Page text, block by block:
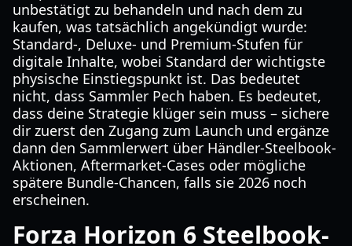
unbestätigt zu behandeln und nach dem zu
kaufen, was tatsächlich angekündigt wurde:
Standard-, Deluxe- und Premium-Stufen für
digitale Inhalte, wobei Standard der wichtigste
physische Einstiegspunkt ist. Das bedeutet
nicht, dass Sammler Pech haben. Es bedeutet,
dass deine Strategie klüger sein muss – sichere
dir zuerst den Zugang zum Launch und ergänze
dann den Sammlerwert über Händler-Steelbook-
Aktionen, Aftermarket-Cases oder mögliche
spätere Bundle-Chancen, falls sie 2026 noch
erscheinen.
Forza Horizon 6 Steelbook-